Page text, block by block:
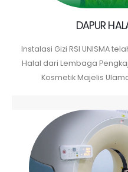
DAPUR
Instalasi Gizi RSI UNISMA
Halal dari Lembaga
Kosmetik Majelis